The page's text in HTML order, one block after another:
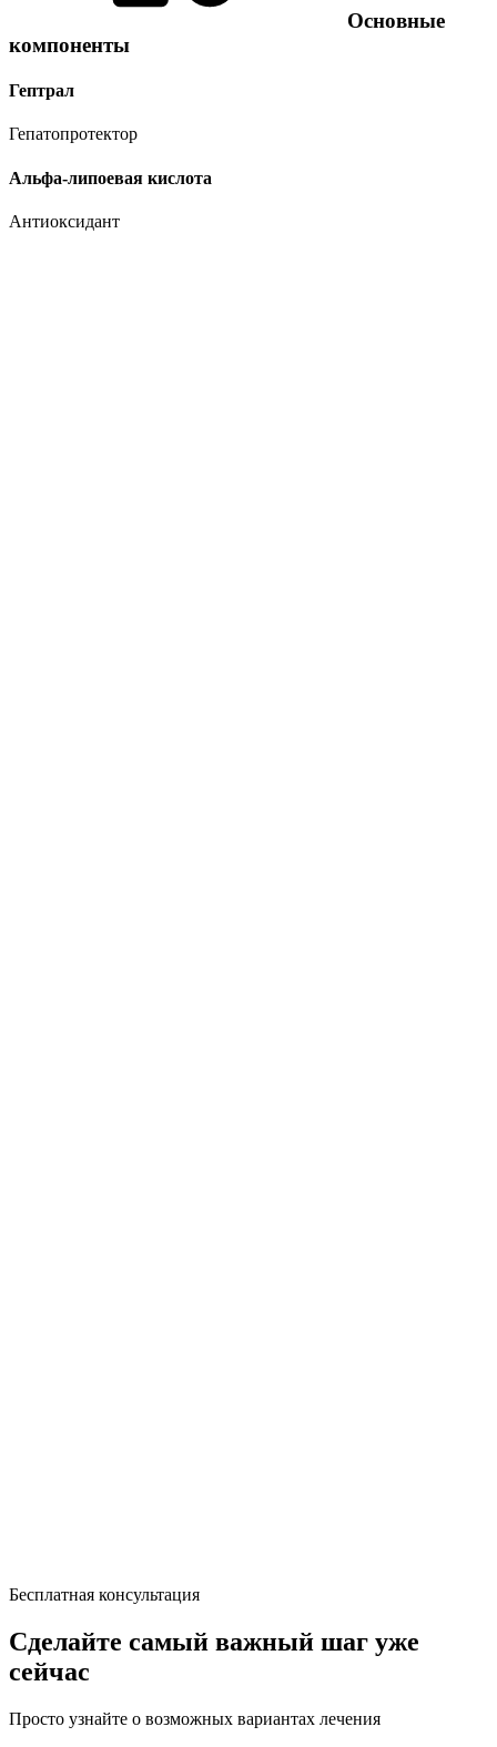
Основные
компоненты
Гептрал
Гепатопротектор
Альфа-липоевая кислота
Антиоксидант
Бесплатная консультация
Сделайте самый важный шаг уже
сейчас
Просто узнайте о возможных вариантах лечения